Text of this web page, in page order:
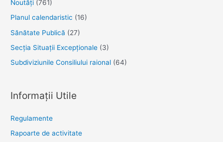
Noutăţi (761)
Planul calendaristic (16)
Sănătate Publică (27)
Secția Situații Excepționale (3)
Subdiviziunile Consiliului raional (64)
Informații Utile
Regulamente
Rapoarte de activitate